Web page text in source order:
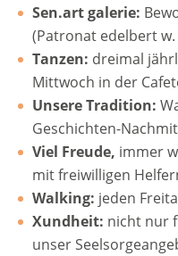
Sen.art galerie:
(Patronat edelbert w.
Tanzen: dreimal
Mittwoch in der
Unsere Tradition:
Geschichten-
Viel Freude, immer
mit freiwilligen
Walking: jeden
Xundheit: nicht nur
unser